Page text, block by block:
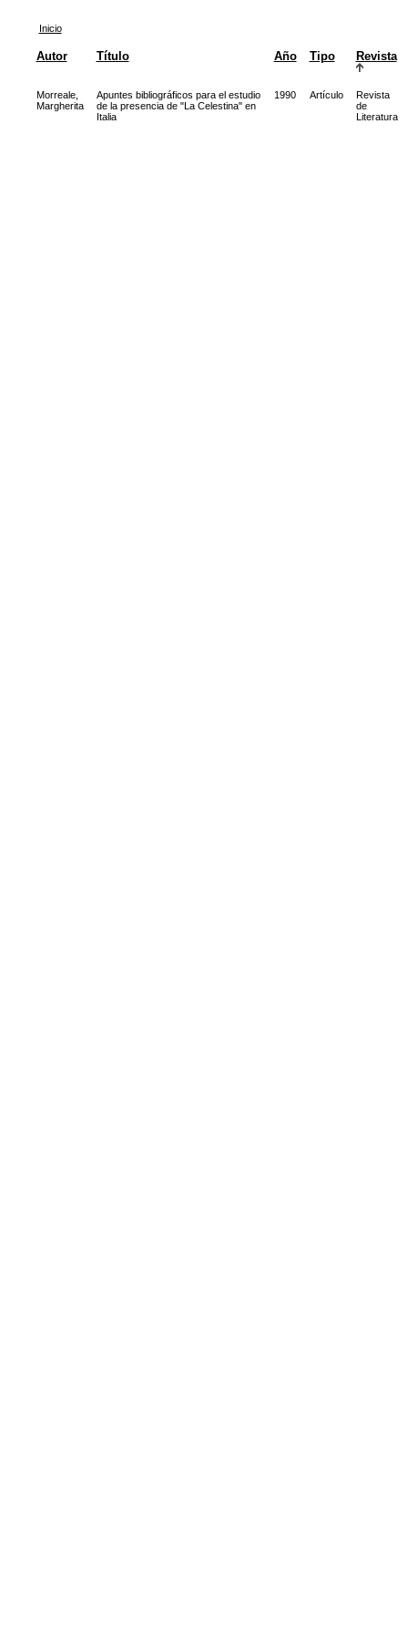
Inicio
Autor Título Año Tipo Revista
Morreale,
Margherita
Apuntes bibliográficos para el estudio
de la presencia de "La Celestina" en
Italia
1990 Artículo
Revista
de
Literatura